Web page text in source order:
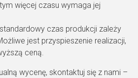
więcej czasu wymaga jej
czas produkcji zależy
jest przyspieszenie realizacji,
ceną.
wycenę, skontaktuj się z nami –